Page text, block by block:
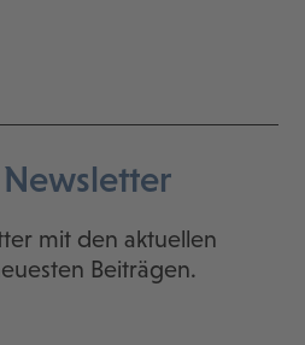
mit den aktuellen
Beiträgen.